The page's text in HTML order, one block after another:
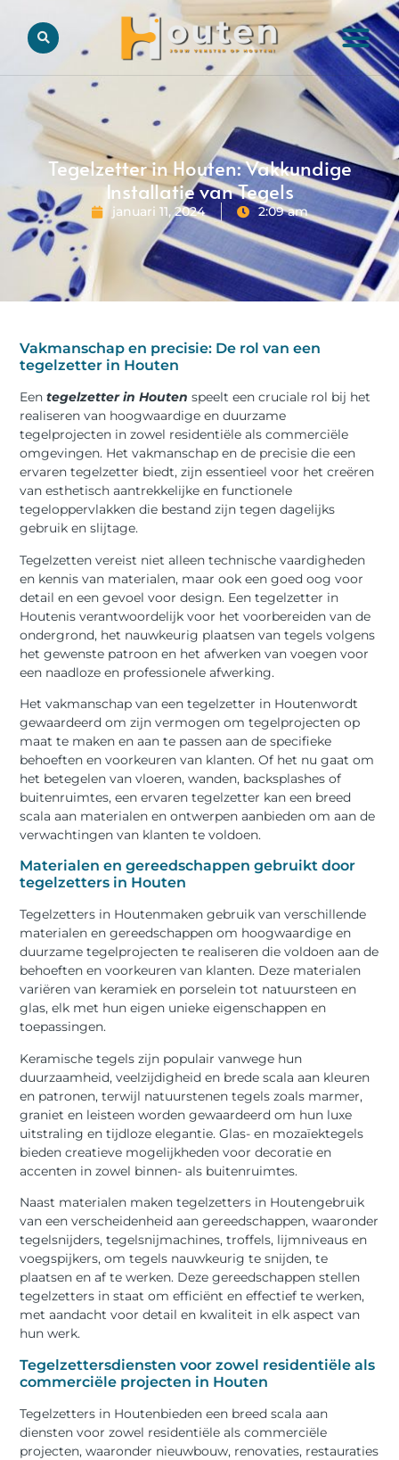
Tegelzetter in Houten: Vakkundige
Installatie van Tegels
januari 11, 2024 2:09 am
Vakmanschap en precisie: De rol van een
tegelzetter in Houten
Eentegelzetter in Houten speelt een cruciale rol bij het
realiseren van hoogwaardige en duurzame
tegelprojecten in zowel residentiële als commerciële
omgevingen. Het vakmanschap en de precisie die een
ervaren tegelzetter biedt, zijn essentieel voor het creëren
van esthetisch aantrekkelijke en functionele
tegeloppervlakken die bestand zijn tegen dagelijks
gebruik en slijtage.
Tegelzetten vereist niet alleen technische vaardigheden
en kennis van materialen, maar ook een goed oog voor
detail en een gevoel voor design. Een tegelzetter in
Houtenis verantwoordelijk voor het voorbereiden van de
ondergrond, het nauwkeurig plaatsen van tegels volgens
het gewenste patroon en het afwerken van voegen voor
een naadloze en professionele afwerking.
Het vakmanschap van een tegelzetter in Houtenwordt
gewaardeerd om zijn vermogen om tegelprojecten op
maat te maken en aan te passen aan de specifieke
behoeften en voorkeuren van klanten. Of het nu gaat om
het betegelen van vloeren, wanden, backsplashes of
buitenruimtes, een ervaren tegelzetter kan een breed
scala aan materialen en ontwerpen aanbieden om aan de
verwachtingen van klanten te voldoen.
Materialen en gereedschappen gebruikt door
tegelzetters in Houten
Tegelzetters in Houtenmaken gebruik van verschillende
materialen en gereedschappen om hoogwaardige en
duurzame tegelprojecten te realiseren die voldoen aan de
behoeften en voorkeuren van klanten. Deze materialen
variëren van keramiek en porselein tot natuursteen en
glas, elk met hun eigen unieke eigenschappen en
toepassingen.
Keramische tegels zijn populair vanwege hun
duurzaamheid, veelzijdigheid en brede scala aan kleuren
en patronen, terwijl natuurstenen tegels zoals marmer,
graniet en leisteen worden gewaardeerd om hun luxe
uitstraling en tijdloze elegantie. Glas- en mozaïektegels
bieden creatieve mogelijkheden voor decoratie en
accenten in zowel binnen- als buitenruimtes.
Naast materialen maken tegelzetters in Houtengebruik
van een verscheidenheid aan gereedschappen, waaronder
tegelsnijders, tegelsnijmachines, troffels, lijmniveaus en
voegspijkers, om tegels nauwkeurig te snijden, te
plaatsen en af te werken. Deze gereedschappen stellen
tegelzetters in staat om efficiënt en effectief te werken,
met aandacht voor detail en kwaliteit in elk aspect van
hun werk.
Tegelzettersdiensten voor zowel residentiële als
commerciële projecten in Houten
Tegelzetters in Houtenbieden een breed scala aan
diensten voor zowel residentiële als commerciële
projecten, waaronder nieuwbouw, renovaties, restauraties